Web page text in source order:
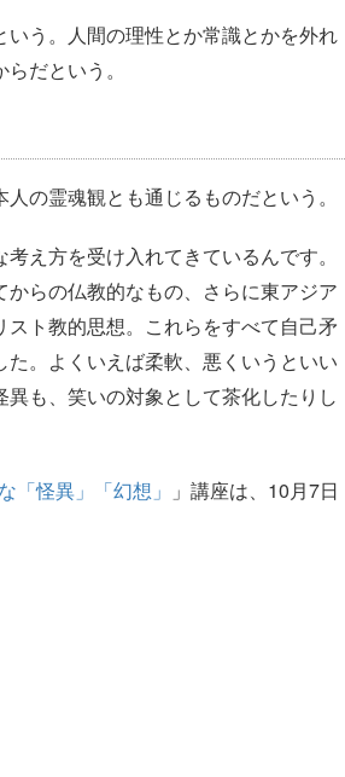
う。人間の理性とか常識とかを外れ
だという。
の霊魂観とも通じるものだという。
え方を受け入れてきているんです。
らの仏教的なもの、さらに東アジア
ト教的思想。これらをすべて自己矛
。よくいえば柔軟、悪くいうといい
も、笑いの対象として茶化したりし
怪異」「幻想」
」講座は、10月7日